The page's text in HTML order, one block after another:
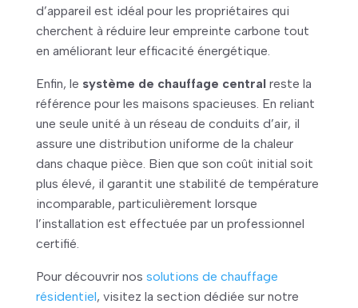
d’appareil est idéal pour les propriétaires qui
cherchent à réduire leur empreinte carbone tout
en améliorant leur efficacité énergétique.
Enfin, le système de chauffage centralreste la
référence pour les maisons spacieuses. En reliant
une seule unité à un réseau de conduits d’air, il
assure une distribution uniforme de la chaleur
dans chaque pièce. Bien que son coût initial soit
plus élevé, il garantit une stabilité de température
incomparable, particulièrement lorsque
l’installation est effectuée par un professionnel
certifié.
Pour découvrir nos solutions de chauffage
résidentiel, visitez la section dédiée sur notre